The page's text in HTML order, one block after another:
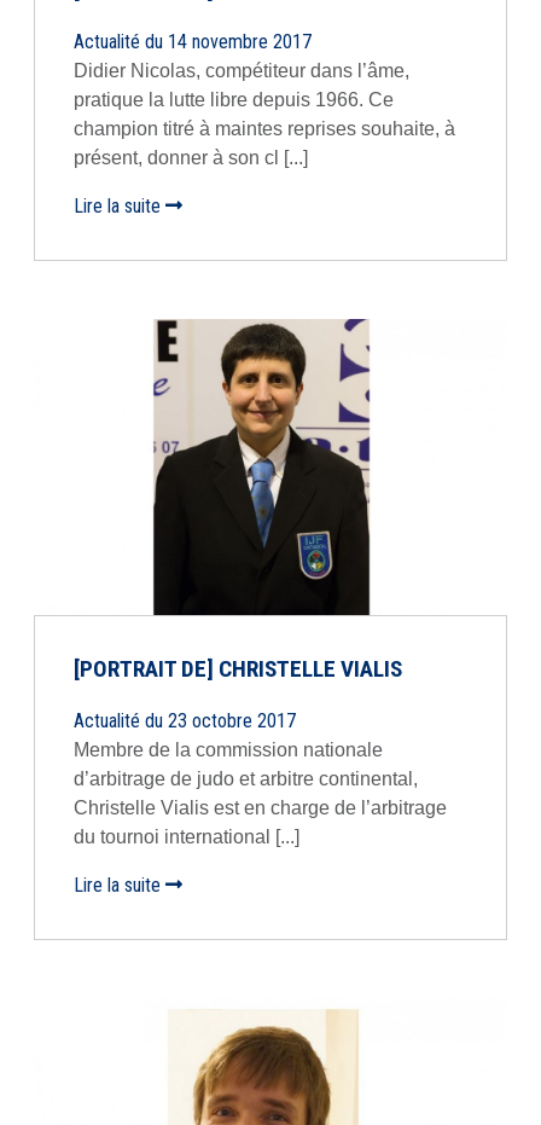
Actualité du 14 novembre 2017
Didier Nicolas, compétiteur dans l’âme,
pratique la lutte libre depuis 1966. Ce
champion titré à maintes reprises souhaite, à
présent, donner à son cl [...]
Lire la suite
[PORTRAIT DE] CHRISTELLE VIALIS
Actualité du 23 octobre 2017
Membre de la commission nationale
d’arbitrage de judo et arbitre continental,
Christelle Vialis est en charge de l’arbitrage
du tournoi international [...]
Lire la suite